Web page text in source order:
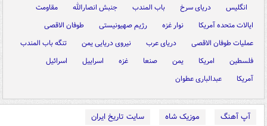
انگلیس دریای سرخ باب المندب جنبش انصارالله
مقاومت
ایالات متحده آمریکا
نوار غزه رژیم صهیونیستی
طوفان الاقصی
عملیات طوفان الاقصی
دریای عرب نیروی دریایی یمن
تنگه باب المندب
فلسطین
امریکا یمن صنعا غزه اسراییل
اسرائیل
آمریکا
عبدالباری عطوان
آپ آهنگ موزیک شاه
سایت تاریخ ایران